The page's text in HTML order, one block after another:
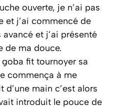
ouverte, je n’ai pas
et j’ai commencé de
et j’ai présenté
de ma douce.
fit tournoyer sa
commença à me
d’une main c’est alors
introduit le pouce de